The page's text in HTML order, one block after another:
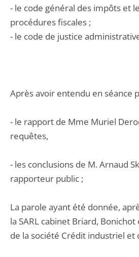
- le code général des impôts et
procédures fiscales ;
- le code de justice
Après avoir entendu en séance
- le rapport de Mme Muriel
requêtes,
- les conclusions de M. Arnaud
rapporteur public ;
La parole ayant été donnée,
la SARL cabinet Briard, Bonichot
de la société Crédit industriel et